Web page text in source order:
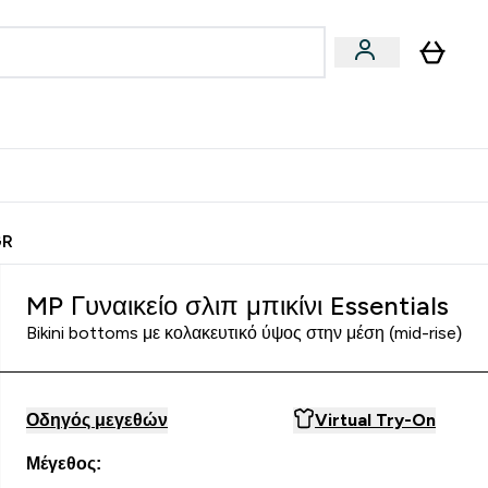
MP Γυναικείο σλιπ μπικίνι Essentials
Bikini bottoms με κολακευτικό ύψος στην μέση (mid-rise)
Οδηγός μεγεθών Virtual Try-On
Μέγεθος: